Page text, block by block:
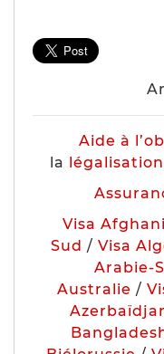
Aide à
la
Visa
Sud / Visa
Arabie-
Australie /